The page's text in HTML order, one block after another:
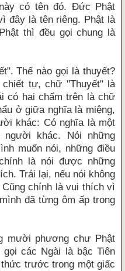
có tên đó. Đức Phật
đây là tên riêng. Phật là
thì đều gọi chung là
Thế nào gọi là thuyết?
tự, chữ "Thuyết" là
có hai chấm trên là chữ
ở giữa nghĩa là miệng,
khác: Có nghĩa là một
khác. Nói những
muốn nói, những điều
là nói được những
Trái lại, nếu nói không
chính là vui thích vì
đã từng ôm ấp trong
mười phương chư Phật
gọi các Ngài là bậc Tiên
trước trong một giấc